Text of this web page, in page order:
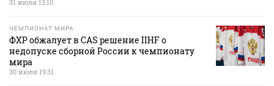
31 июля 13:10
ЧЕМПИОНАТ МИРА
ФХР обжалует в CAS решение IIHF о
недопуске сборной России к чемпионату
мира
30 июля 19:31